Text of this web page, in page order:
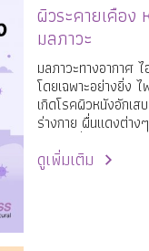
ผิวระคายเคือง
มลภาวะ
มลภาวะทางอากาศ
โดยเฉพาะอย่างยิ่ง
เกิดโรคผิวหนังอักเส
ร่างกาย ผื่นแดงต่า
ดูเพิ่มเติม